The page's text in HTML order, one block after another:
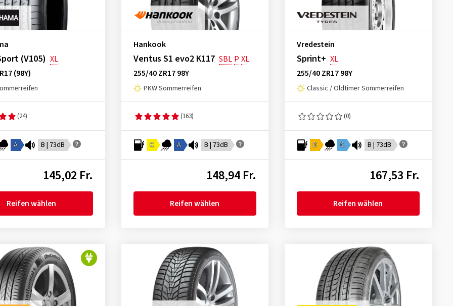
(V105) XL
(98Y)
(24)
A B | 73dB
145,02 Fr.
Reifen wählen
Hankook
Ventus S1 evo2 K117 SBL P XL
255/40 ZR17 98Y
PKW Sommerreifen
(163)
C A B | 73dB
148,94 Fr.
Reifen wählen
Vredestein
Sprint+ XL
255/40 ZR17 98Y
Classic / Oldtimer Sommerreifen
(0)
D C B | 73dB
167,53 Fr.
Reifen wählen